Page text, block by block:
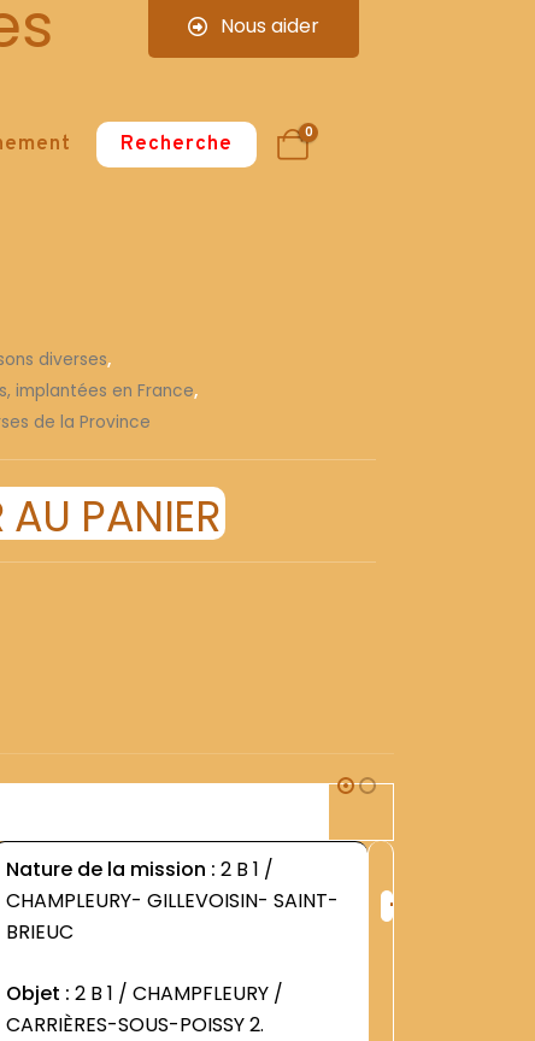
Nous aider
Recherche 0
diverses,
implantées en France,
de la Province
PANIER
Nature de la mission : 2 B 1 /
CHAMPLEURY- GILLEVOISIN- SAINT-
BRIEUC
Objet : 2 B 1 / CHAMPFLEURY /
CARRIÈRES-SOUS-POISSY 2.
+